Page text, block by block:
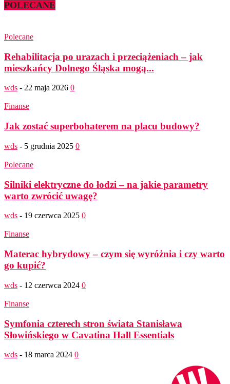
POLECANE
Polecane
Rehabilitacja po urazach i przeciążeniach – jak
mieszkańcy Dolnego Śląska mogą...
wds - 22 maja 2026 0
Finanse
Jak zostać superbohaterem na placu budowy?
wds - 5 grudnia 2025 0
Polecane
Silniki elektryczne do łodzi – na jakie parametry
warto zwrócić uwagę?
wds - 19 czerwca 2025 0
Finanse
Materac hybrydowy – czym się wyróżnia i czy warto
go kupić?
wds - 12 czerwca 2024 0
Finanse
Symfonia czterech stron świata Stanisława
Słowińskiego w Cavatina Hall Essentials
wds - 18 marca 2024 0